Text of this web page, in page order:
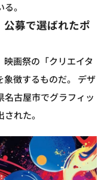
。
募で選ばれたポ
画祭の「クリエイタ
徴するものだ。 デザ
名古屋市でグラフィッ
れた。